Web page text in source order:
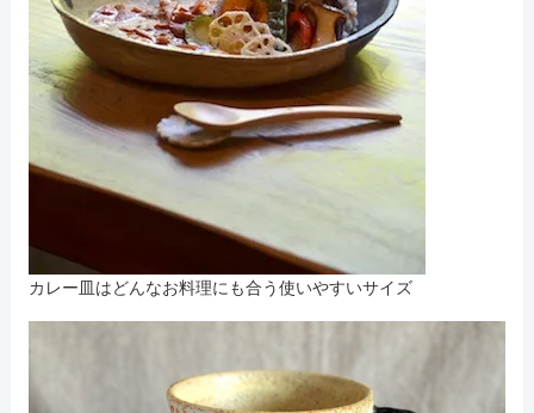
カレー皿はどんなお料理にも合う使いやすいサイズ